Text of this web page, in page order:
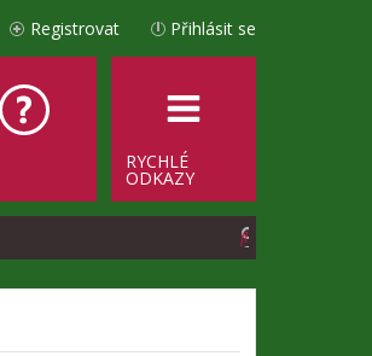
Přihlásit se
Registrovat
RYCHLÉ
ODKAZY
H